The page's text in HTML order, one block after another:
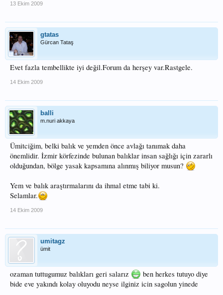
13 Ekim 2009
gtatas
Gürcan Tataş
Evet fazla tembellikte iyi değil.Forum da herşey var.Rastgele.
14 Ekim 2009
balli
m.nuri akkaya
Ümitciğim, belki balık ve yemden önce avlağı tanımak daha
önemlidir. İzmir körfezinde bulunan balıklar insan sağlığı için zararlı
olduğundan, bölge yasak kapsamına alınmış biliyor musun?
Yem ve balık araştırmalarını da ihmal etme tabi ki.
Selamlar.
14 Ekim 2009
umitagz
ümit
ozaman tuttugumuz balıkları geri salarız
ben herkes tutuyo diye
bide eve yakındı kolay oluyodu neyse ilginiz icin sagolun yinede